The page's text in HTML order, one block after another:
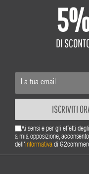
DI
ISCRIVITI
Ai sensi e per gli effetti
a mia opposizione,
dell'informativa di